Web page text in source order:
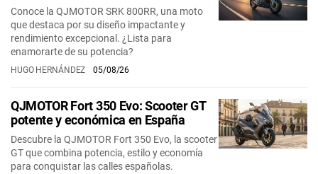
Conoce la QJMOTOR SRK 800RR, una moto
que destaca por su diseño impactante y
rendimiento excepcional. ¿Lista para
enamorarte de su potencia?
HUGO HERNÁNDEZ 05/08/26
QJMOTOR Fort 350 Evo: Scooter GT
potente y económica en España
Descubre la QJMOTOR Fort 350 Evo, la scooter
GT que combina potencia, estilo y economía
para conquistar las calles españolas.